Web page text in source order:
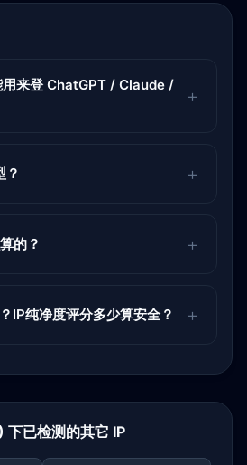
用来登 ChatGPT / Claude /
？
的？
IP纯净度评分多少算安全？
已检测的其它 IP